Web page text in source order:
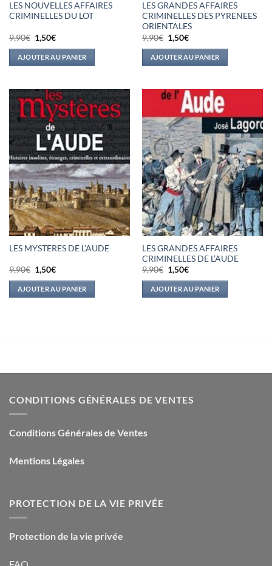
LES NOUVELLES AFFAIRES
CRIMINELLES DU LOT
9,90€ Le
prix
initial
était :
9,90€.
1,50€Le
actuel
est :
1,50€.
AJOUTER AU PANIER
LES GRANDES AFFAIRES
CRIMINELLES DES PYRENEES
ORIENTALES
9,90€ Le
prix
initial
était :
9,90€.
1,50€Le
actuel
est :
1,50€.
AJOUTER AU PANIER
LES MYSTERES DE L’AUDE
9,90€ Le
prix
initial
était :
9,90€.
1,50€Le
actuel
est :
1,50€.
AJOUTER AU PANIER
LES GRANDES AFFAIRES
CRIMINELLES DE L’AUDE
9,90€ Le
prix
initial
était :
9,90€.
1,50€Le
actuel
est :
1,50€.
AJOUTER AU PANIER
CONDITIONS GÉNÉRALES DE VENTES
Conditions Générales de Ventes
Mentions Légales
PROTECTION DE LA VIE PRIVÉE
Protection de la vie privée